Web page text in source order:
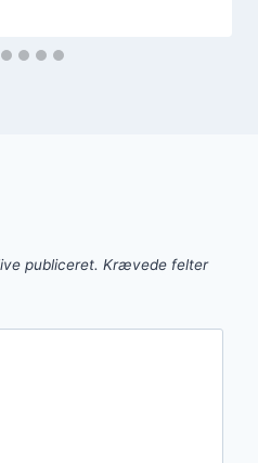
publiceret. Krævede felter